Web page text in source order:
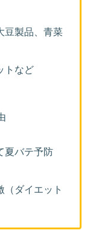
豆製品、青菜
トなど
夏バテ予防
（ダイエット